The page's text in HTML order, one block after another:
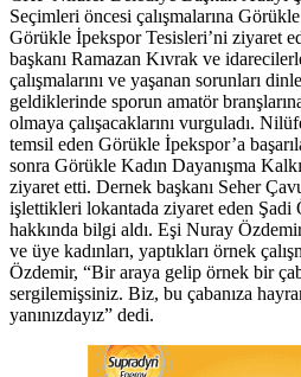
Seçimleri öncesi çalışmalarına
Görükle İpekspor Tesisleri’ni ziyaret
başkanı Ramazan Kıvrak ve
çalışmalarını ve yaşanan sorunları
geldiklerinde sporun amatör
olmaya çalışacaklarını vurguladı.
temsil eden Görükle İpekspor’a
sonra Görükle Kadın Dayanışma
ziyaret etti. Dernek başkanı Seher
işlettikleri lokantada ziyaret eden Şadi
hakkında bilgi aldı. Eşi Nuray
ve üye kadınları, yaptıkları örnek
Özdemir, “Bir araya gelip örnek bir
sergilemişsiniz. Biz, bu çabanıza
yanınızdayız” dedi.